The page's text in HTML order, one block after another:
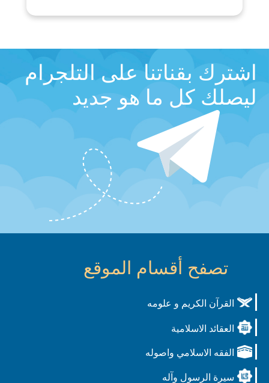
اشترك بقناتنا على التلجرام
ليصلك كل ما هو جديد
تصفح أقسام الموقع
القرآن الكريم و علومه
العقائد الاسلامية
الفقه الاسلامي واصوله
سيرة الرسول وآله